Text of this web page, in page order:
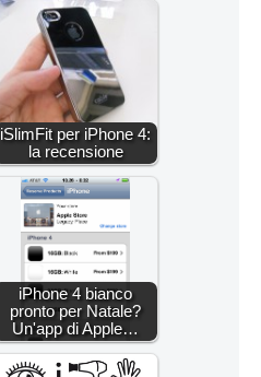
iSlimFit per iPhone 4:
la recensione
iPhone 4 bianco
pronto per Natale?
Un'app di Apple…